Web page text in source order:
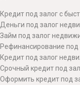
Кредит под залог с
Деньги под залог
Займ под залог
Рефинансирование
Кредит под залог
Срочный кредит под
Оформить кредит под